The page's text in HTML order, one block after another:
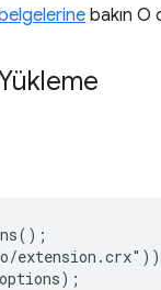
bakın
();
options);